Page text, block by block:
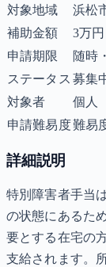
対象地域
浜松
補助金額
3万円
申請期限
随時
ステータス 募集
対象者
個人
申請難易度難易
詳細説明
特別障害者手当
の状態にあるた
要とする在宅の
支給されます。